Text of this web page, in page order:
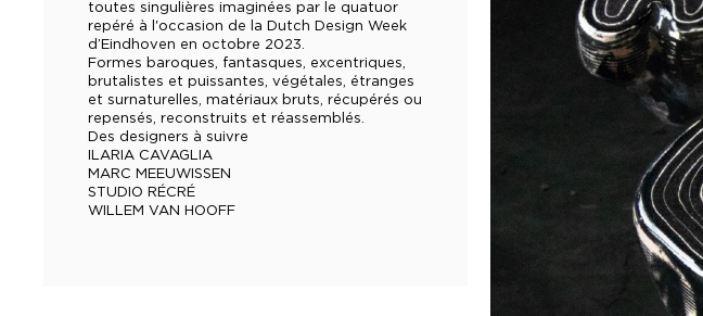
toutes singulières imaginées par le quatuor
repéré à l'occasion de la Dutch Design Week
d’Eindhoven en octobre 2023.
Formes baroques, fantasques, excentriques,
brutalistes et puissantes, végétales, étranges
et surnaturelles, matériaux bruts, récupérés ou
repensés, reconstruits et réassemblés.
Des designers à suivre
ILARIA CAVAGLIA
MARC MEEUWISSEN
STUDIO RÉCRÉ
WILLEM VAN HOOFF